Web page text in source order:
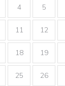
4 5
11 12
18 19
25 26